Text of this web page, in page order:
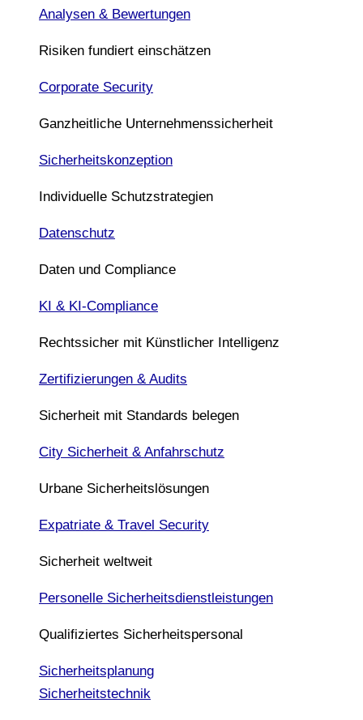
Analysen & Bewertungen
Risiken fundiert einschätzen
Corporate Security
Ganzheitliche Unternehmenssicherheit
Sicherheitskonzeption
Individuelle Schutzstrategien
Datenschutz
Daten und Compliance
KI & KI-Compliance
Rechtssicher mit Künstlicher Intelligenz
Zertifizierungen & Audits
Sicherheit mit Standards belegen
City Sicherheit & Anfahrschutz
Urbane Sicherheitslösungen
Expatriate & Travel Security
Sicherheit weltweit
Personelle Sicherheitsdienstleistungen
Qualifiziertes Sicherheitspersonal
Sicherheitsplanung
Sicherheitstechnik